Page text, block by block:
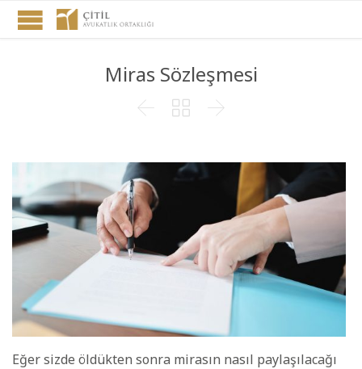
Miras Sözleşmesi
  
Eğer sizde öldükten sonra mirasın nasıl paylaşılacağı